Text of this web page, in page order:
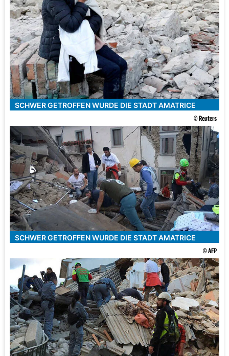
SCHWER GETROFFEN WURDE DIE STADT AMATRICE
© Reuters
SCHWER GETROFFEN WURDE DIE STADT AMATRICE
© AFP